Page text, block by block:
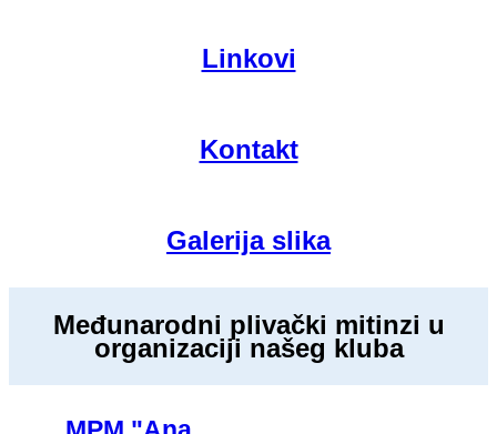
Linkovi
Kontakt
Galerija slika
Međunarodni plivački mitinzi u
organizaciji našeg kluba